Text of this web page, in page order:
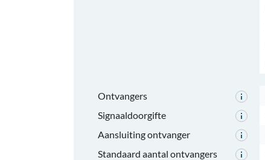
Ontvangers
Signaaldoorgifte
Aansluiting ontvanger
Standaard aantal ontvangers